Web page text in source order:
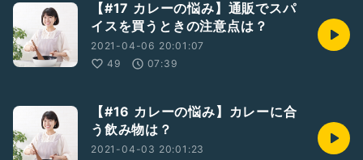
【#17 カレーの悩み】通販でスパ
イスを買うときの注意点は？
2021-04-06 20:01:07
49
07:39
【#16 カレーの悩み】カレーに合
う飲み物は？
2021-04-03 20:01:23